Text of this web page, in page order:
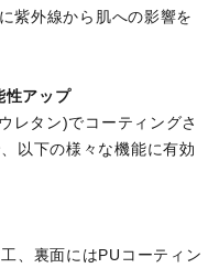
紫外線から肌への影響を
性アップ
レタン)でコーティングさ
以下の様々な機能に有効
、裏面にはPUコーティン